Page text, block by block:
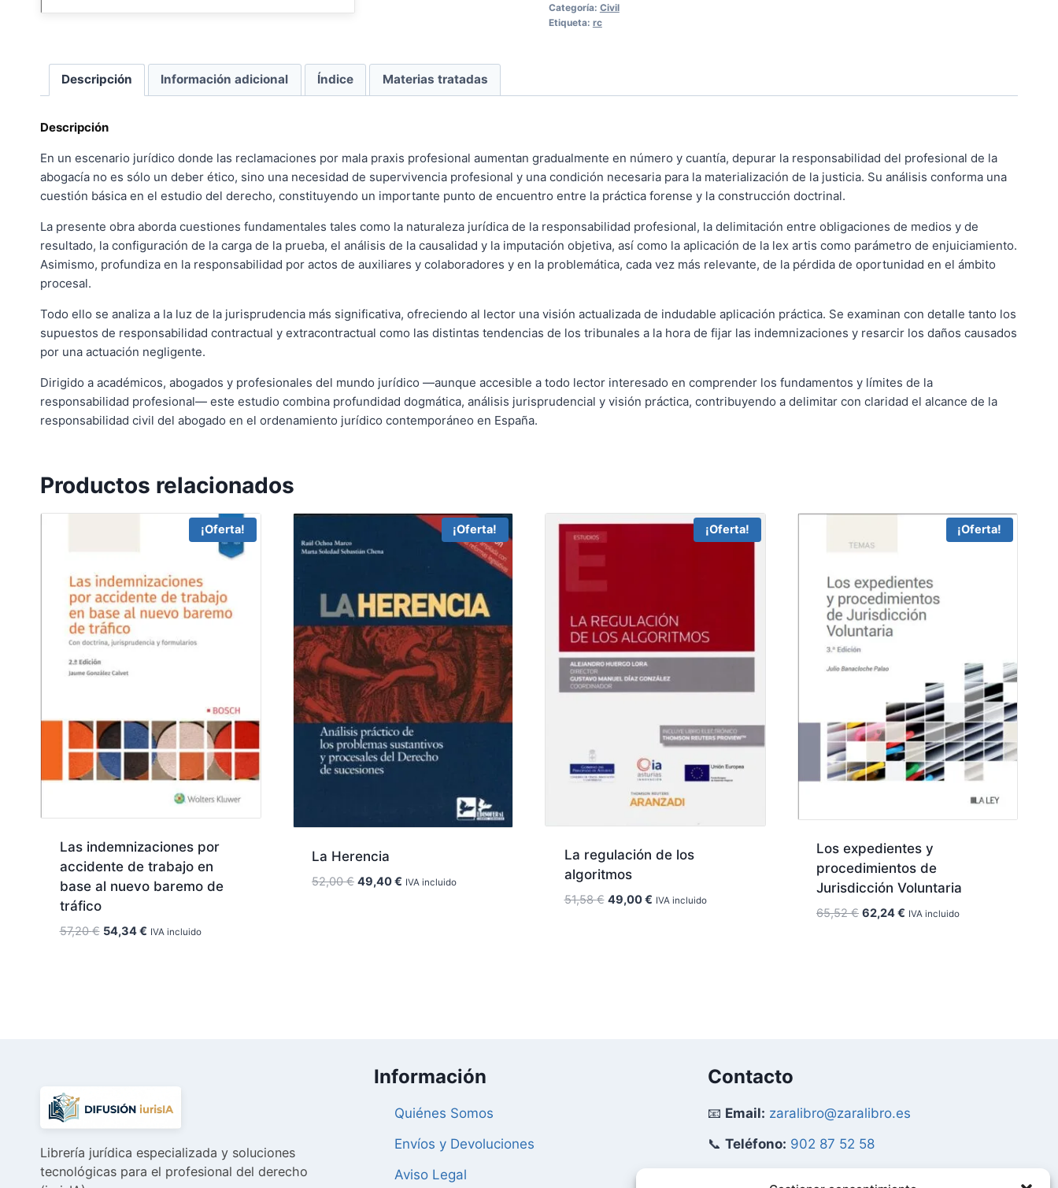
abogado
cantidad
Categoría: Civil
Etiqueta: rc
Descripción Información adicional Índice Materias tratadas
Descripción
En un escenario jurídico donde las reclamaciones por mala praxis profesional aumentan gradualmente en número y cuantía, depurar la responsabilidad del profesional de la
abogacía no es sólo un deber ético, sino una necesidad de supervivencia profesional y una condición necesaria para la materialización de la justicia. Su análisis conforma una
cuestión básica en el estudio del derecho, constituyendo un importante punto de encuentro entre la práctica forense y la construcción doctrinal.
La presente obra aborda cuestiones fundamentales tales como la naturaleza jurídica de la responsabilidad profesional, la delimitación entre obligaciones de medios y de
resultado, la configuración de la carga de la prueba, el análisis de la causalidad y la imputación objetiva, así como la aplicación de la lex artis como parámetro de enjuiciamiento.
Asimismo, profundiza en la responsabilidad por actos de auxiliares y colaboradores y en la problemática, cada vez más relevante, de la pérdida de oportunidad en el ámbito
procesal.
Todo ello se analiza a la luz de la jurisprudencia más significativa, ofreciendo al lector una visión actualizada de indudable aplicación práctica. Se examinan con detalle tanto los
supuestos de responsabilidad contractual y extracontractual como las distintas tendencias de los tribunales a la hora de fijar las indemnizaciones y resarcir los daños causados
por una actuación negligente.
Dirigido a académicos, abogados y profesionales del mundo jurídico —aunque accesible a todo lector interesado en comprender los fundamentos y límites de la
responsabilidad profesional— este estudio combina profundidad dogmática, análisis jurisprudencial y visión práctica, contribuyendo a delimitar con claridad el alcance de la
responsabilidad civil del abogado en el ordenamiento jurídico contemporáneo en España.
Productos relacionados
¡Oferta!
Las indemnizaciones por
accidente de trabajo en
base al nuevo baremo de
tráfico
57,20€ El
54,34€ElIVA incluido
¡Oferta!
La Herencia
52,00€ El
49,40€ El
IVA incluido
¡Oferta!
La regulación de los
algoritmos
51,58€ El
49,00€ElIVA incluido
¡Oferta!
Los expedientes y
procedimientos de
Jurisdicción Voluntaria
65,52€ El
62,24€ El
IVA incluido
Librería jurídica especializada y soluciones
tecnológicas para el profesional del derecho
Información
Quiénes Somos
Envíos y Devoluciones
Aviso Legal
Contacto
📧 Email: zaralibro@zaralibro.es
📞 Teléfono: 902 87 52 58